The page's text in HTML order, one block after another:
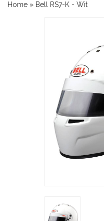
Home » Bell RS7-K - Wit